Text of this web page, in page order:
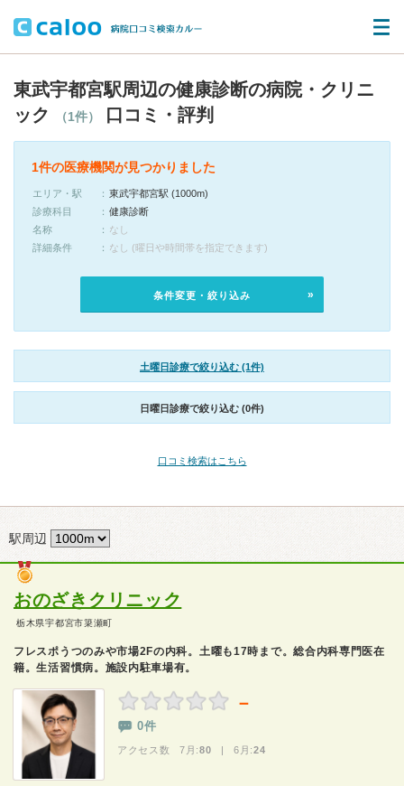
東武宇都宮駅周辺の健康診断の病院・クリニ
ック
（1件） 口コミ・評判
1件の医療機関が見つかりました
エリア・駅
東武宇都宮駅 (1000m)
診療科目
健康診断
名称
なし
詳細条件
なし (曜日や時間帯を指定できます)
条件変更・絞り込み
土曜日診療で絞り込む (1件)
日曜日診療で絞り込む (0件)
口コミ検索はこちら
駅周辺
おのざきクリニック
栃木県宇都宮市簗瀬町
フレスポうつのみや市場2Fの内科。土曜も17時まで。総合内科専門医在
籍。生活習慣病。施設内駐車場有。
－
0件
アクセス数 7月:80 | 6月:24